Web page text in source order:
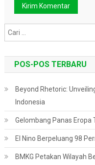
POS-POS TERBARU
Beyond Rhetoric:
Indonesia
Gelombang Panas Eropa
El Nino Berpeluang 98
BMKG Petakan Wilayah